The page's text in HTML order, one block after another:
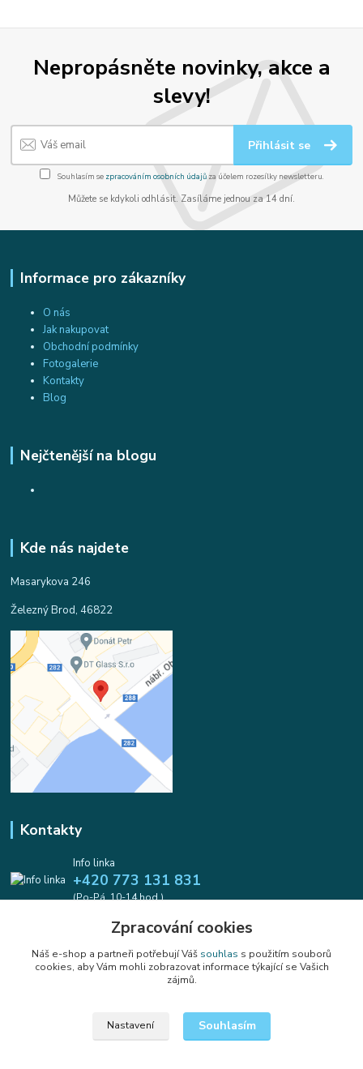
Nepropásněte novinky, akce a
slevy!
Přihlásit se
Souhlasím se zpracováním osobních údajůza účelem rozesílky newsletteru.
Můžete se kdykoli odhlásit. Zasíláme jednou za 14 dní.
Informace pro zákazníky
O nás
Jak nakupovat
Obchodní podmínky
Fotogalerie
Kontakty
Blog
Nejčtenější na blogu
Kde nás najdete
Masarykova 246
Železný Brod, 46822
Kontakty
Info linka
+420 773 131 831
(Po-Pá, 10-14 hod.)
info@koralkomat.cz
Upravit sběr cookies.
Zpracování cookies
Náš e-shop a partneři potřebují Váš souhlas s použitím souborů
cookies, aby Vám mohli zobrazovat informace týkající se Vašich
zájmů.
Nastavení Souhlasím